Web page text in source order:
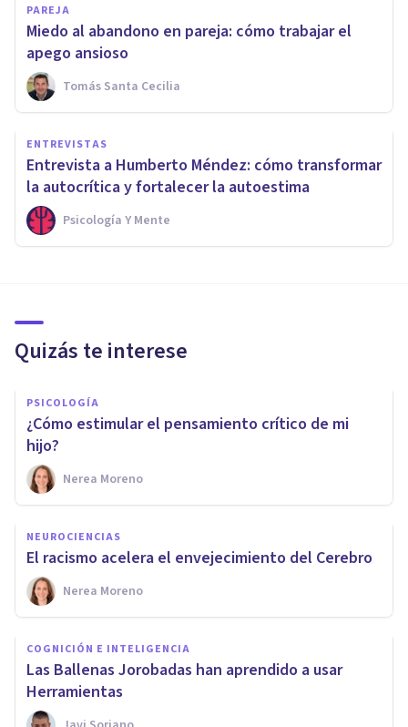
PAREJA
Miedo al abandono en pareja: cómo trabajar el
apego ansioso
Tomás Santa Cecilia
ENTREVISTAS
Entrevista a Humberto Méndez: cómo transformar
la autocrítica y fortalecer la autoestima
Psicología Y Mente
Quizás te interese
PSICOLOGÍA
¿Cómo estimular el pensamiento crítico de mi
hijo?
Nerea Moreno
NEUROCIENCIAS
El racismo acelera el envejecimiento del Cerebro
Nerea Moreno
COGNICIÓN E INTELIGENCIA
Las Ballenas Jorobadas han aprendido a usar
Herramientas